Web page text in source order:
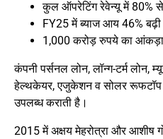
कुल ऑपरेटिंग रेवेन्यू में 80% से
FY25 में ब्याज आय 46% बढ़ी
1,000 करोड़ रुपये का आंकड़ा
कंपनी पर्सनल लोन, लॉन्ग-टर्म
हेल्थकेयर, एजुकेशन व सोलर रूफटॉप
उपलब्ध कराती है।
2015 में अक्षय मेहरोत्रा और आशीष